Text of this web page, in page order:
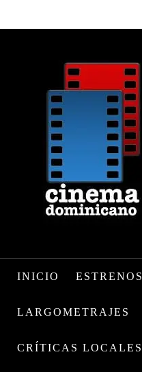
INICIO ESTRENOS
LARGOMETRAJES
CRÍTICAS LOCALES